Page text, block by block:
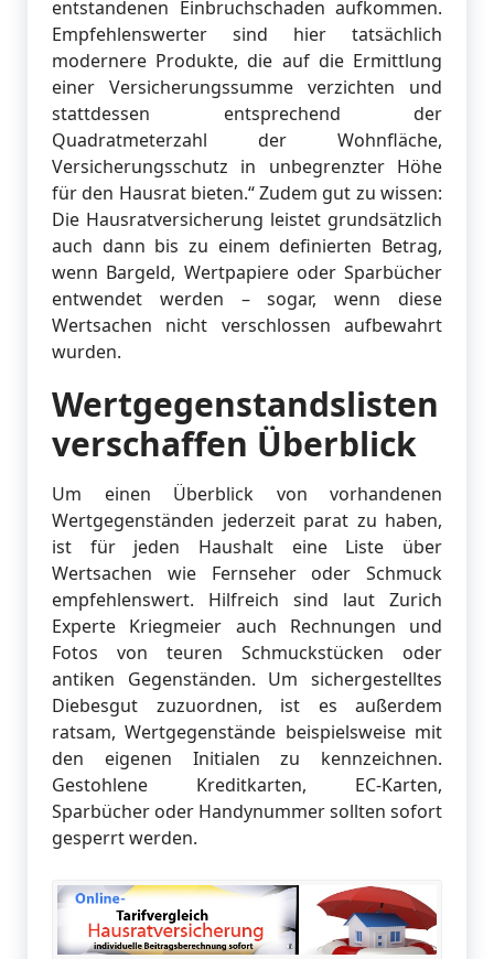
entstandenen Einbruchschaden aufkommen.
Empfehlenswerter sind hier tatsächlich
modernere Produkte, die auf die Ermittlung
einer Versicherungssumme verzichten und
stattdessen entsprechend der
Quadratmeterzahl der Wohnfläche,
Versicherungsschutz in unbegrenzter Höhe
für den Hausrat bieten.“ Zudem gut zu wissen:
Die Hausratversicherung leistet grundsätzlich
auch dann bis zu einem definierten Betrag,
wenn Bargeld, Wertpapiere oder Sparbücher
entwendet werden – sogar, wenn diese
Wertsachen nicht verschlossen aufbewahrt
wurden.
Wertgegenstandslisten
verschaffen Überblick
Um einen Überblick von vorhandenen
Wertgegenständen jederzeit parat zu haben,
ist für jeden Haushalt eine Liste über
Wertsachen wie Fernseher oder Schmuck
empfehlenswert. Hilfreich sind laut Zurich
Experte Kriegmeier auch Rechnungen und
Fotos von teuren Schmuckstücken oder
antiken Gegenständen. Um sichergestelltes
Diebesgut zuzuordnen, ist es außerdem
ratsam, Wertgegenstände beispielsweise mit
den eigenen Initialen zu kennzeichnen.
Gestohlene Kreditkarten, EC-Karten,
Sparbücher oder Handynummer sollten sofort
gesperrt werden.